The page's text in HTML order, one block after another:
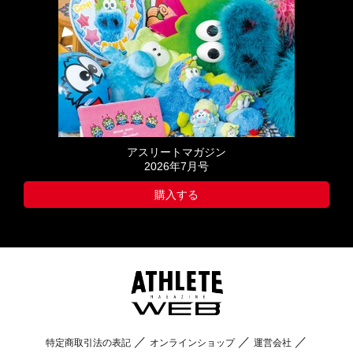
アスリートマガジン
2026年7月号
購入する
特定商取引法の表記 オンラインショップ 運営会社